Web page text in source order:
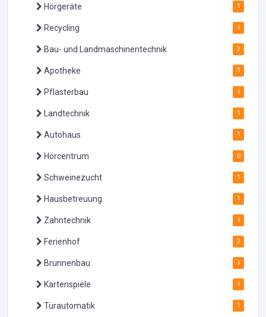
Hörgeräte 1
Recycling 1
Bau- und Landmaschinentechnik 2
Apotheke 3
Pflasterbau 1
Landtechnik 1
Autohaus 1
Hörcentrum 0
Schweinezucht 1
Hausbetreuung 1
Zahntechnik 1
Ferienhof 2
Brunnenbau 1
Kartenspiele 1
Türautomatik 1